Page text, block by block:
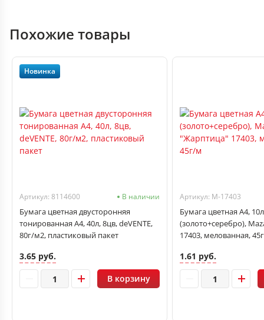
Похожие товары
Новинка
Артикул: 8114600 В наличии
Бумага цветная двусторонняя
тонированная А4, 40л, 8цв, deVENTE,
80г/м2, пластиковый пакет
3.65 руб.
В корзину
Артикул: M-17403
Бумага цветная А4,
(золото+серебро),
17403, мелованная,
1.61 руб.